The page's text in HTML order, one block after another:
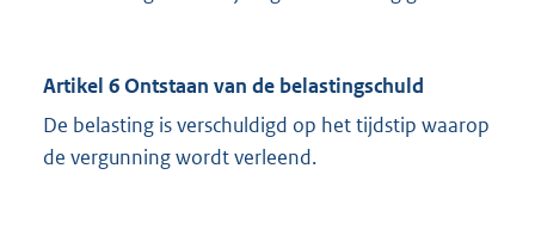
Artikel 6 Ontstaan van de belastingschuld
De belasting is verschuldigd op het tijdstip waarop
de vergunning wordt verleend.